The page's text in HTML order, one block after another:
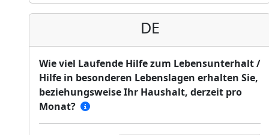
DE
Wie viel Laufende Hilfe zum Lebensunterhalt /
Hilfe in besonderen Lebenslagen erhalten Sie,
beziehungsweise Ihr Haushalt, derzeit pro
Monat?